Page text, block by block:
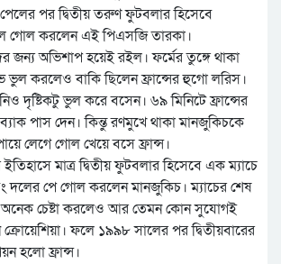
পর দ্বিতীয় তরুণ ফুটবলার হিসেবে
গোল করলেন এই পিএসজি তারকা।
জন্য অভিশাপ হয়েই রইল। ফর্মের তুঙ্গে থাকা
করলেও বাকি ছিলেন ফ্রান্সের হুগো লরিস।
দৃষ্টিকটু ভুল করে বসেন। ৬৯ মিনিটে ফ্রান্সের
পাস দেন। কিন্তু রণমুখে থাকা মানজুকিচকে
লেগে গোল খেয়ে বসে ফ্রান্স।
মাত্র দ্বিতীয় ফুটবলার হিসেবে এক ম্যাচে
পে গোল করলেন মানজুকিচ। ম্যাচের শেষ
চেষ্টা করলেও আর তেমন কোন সুযোগই
ফলে ১৯৯৮ সালের পর দ্বিতীয়বারের
হলো ফ্রান্স।